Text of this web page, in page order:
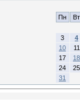
Пн Вт
3
4
10
11
17
18
24
25
31